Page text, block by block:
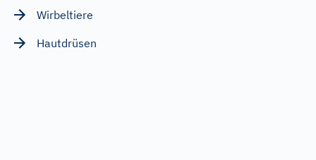
Wirbeltiere
Hautdrüsen